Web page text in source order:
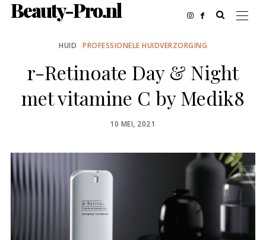
Beauty-Pro.nl
HUID PROFESSIONELE HUIDVERZORGING
r-Retinoate Day & Night
met vitamine C by Medik8
POSTED
10 MEI, 2021